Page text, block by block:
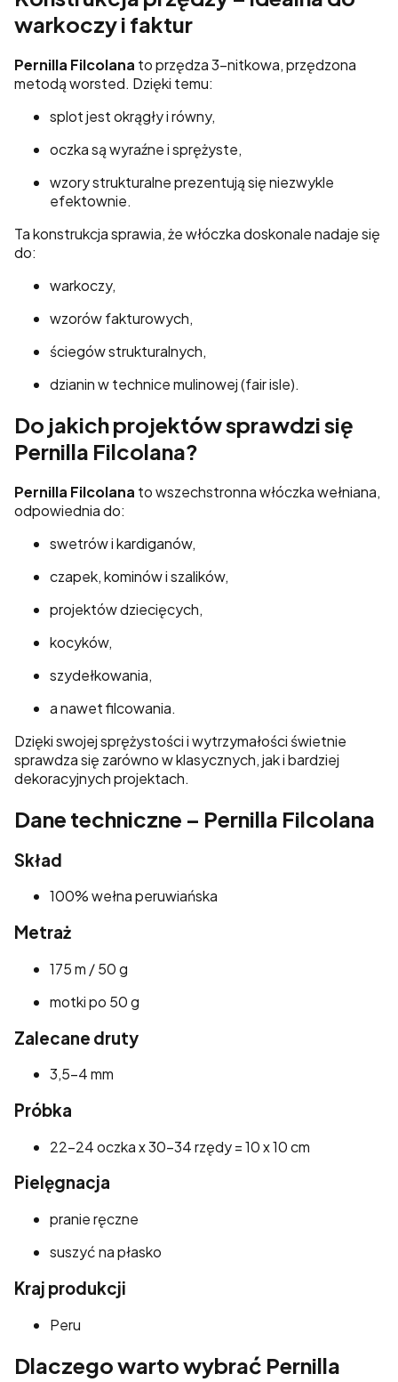
warkoczy i faktur
Pernilla Filcolana to przędza 3-nitkowa, przędzona
metodą worsted. Dzięki temu:
splot jest okrągły i równy,
oczka są wyraźne i sprężyste,
wzory strukturalne prezentują się niezwykle
efektownie.
Ta konstrukcja sprawia, że włóczka doskonale nadaje się
do:
warkoczy,
wzorów fakturowych,
ściegów strukturalnych,
dzianin w technice mulinowej (fair isle).
Do jakich projektów sprawdzi się
Pernilla Filcolana?
Pernilla Filcolana to wszechstronna włóczka wełniana,
odpowiednia do:
swetrów i kardiganów,
czapek, kominów i szalików,
projektów dziecięcych,
kocyków,
szydełkowania,
a nawet filcowania.
Dzięki swojej sprężystości i wytrzymałości świetnie
sprawdza się zarówno w klasycznych, jak i bardziej
dekoracyjnych projektach.
Dane techniczne – Pernilla Filcolana
Skład
100% wełna peruwiańska
Metraż
175 m / 50 g
motki po 50 g
Zalecane druty
3,5–4 mm
Próbka
22–24 oczka x 30–34 rzędy = 10 x 10 cm
Pielęgnacja
pranie ręczne
suszyć na płasko
Kraj produkcji
Peru
Dlaczego warto wybrać Pernilla